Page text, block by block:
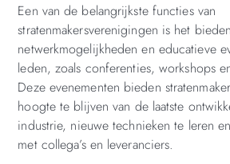
Een van de belangrijkste functies van
stratenmakersverenigingen is het
netwerkmogelijkheden en educatieve
leden, zoals conferenties, workshops
Deze evenementen bieden
hoogte te blijven van de laatste
industrie, nieuwe technieken te leren
met collega’s en leveranciers.